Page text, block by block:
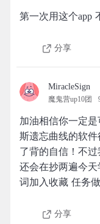
第一次用这个app
分享
MiracleSign
魔鬼营up10团
加油相信你一定
斯遗忘曲线的软
了背的自信！不
还会在抄两遍今
词加入收藏 任务
分享